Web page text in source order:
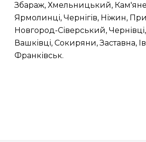
Збараж, Хмельницький,
Ярмолинці, Чернігів, Ніжин,
Новгород-Сіверський,
Вашківці, Сокиряни, Заставна,
Франківськ.